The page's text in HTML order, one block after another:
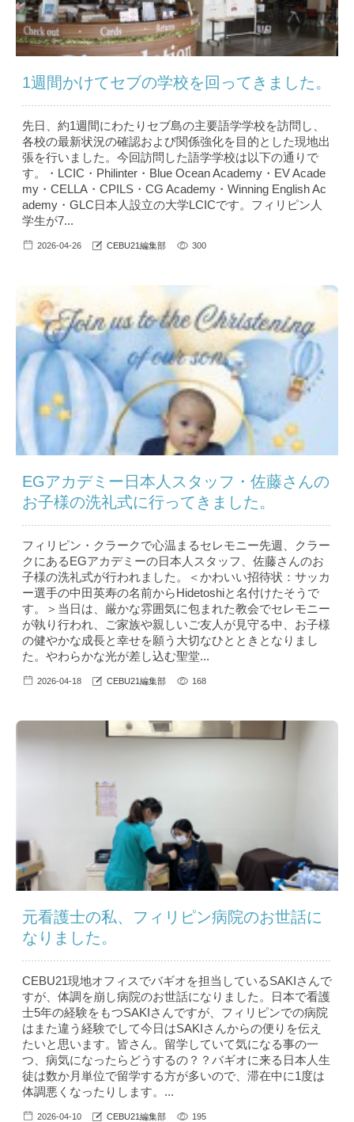
1週間かけてセブの学校を回ってきました。
先日、約1週間にわたりセブ島の主要語学学校を訪問し、
各校の最新状況の確認および関係強化を目的とした現地出
張を行いました。今回訪問した語学学校は以下の通りで
す。・LCIC・Philinter・Blue Ocean Academy・EV Acade
my・CELLA・CPILS・CG Academy・Winning English Ac
ademy・GLC日本人設立の大学LCICです。フィリピン人
学生が7...
2026-04-26 CEBU21編集部 300
EGアカデミー日本人スタッフ・佐藤さんの
お子様の洗礼式に行ってきました。
フィリピン・クラークで心温まるセレモニー先週、クラー
クにあるEGアカデミーの日本人スタッフ、佐藤さんのお
子様の洗礼式が行われました。＜かわいい招待状：サッカ
ー選手の中田英寿の名前からHidetoshiと名付けたそうで
す。＞当日は、厳かな雰囲気に包まれた教会でセレモニー
が執り行われ、ご家族や親しいご友人が見守る中、お子様
の健やかな成長と幸せを願う大切なひとときとなりまし
た。やわらかな光が差し込む聖堂...
2026-04-18 CEBU21編集部 168
元看護士の私、フィリピン病院のお世話に
なりました。
CEBU21現地オフィスでバギオを担当しているSAKIさんで
すが、体調を崩し病院のお世話になりました。日本で看護
士5年の経験をもつSAKIさんですが、フィリピンでの病院
はまた違う経験でして今日はSAKIさんからの便りを伝え
たいと思います。皆さん。留学していて気になる事の一
つ、病気になったらどうするの？？バギオに来る日本人生
徒は数か月単位で留学する方が多いので、滞在中に1度は
体調悪くなったりします。...
2026-04-10 CEBU21編集部 195